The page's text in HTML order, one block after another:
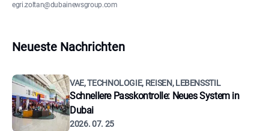
egri.zoltan@dubainewsgroup.com
Neueste Nachrichten
VAE, TECHNOLOGIE, REISEN, LEBENSSTIL
Schnellere Passkontrolle: Neues System in
Dubai
2026. 07. 25